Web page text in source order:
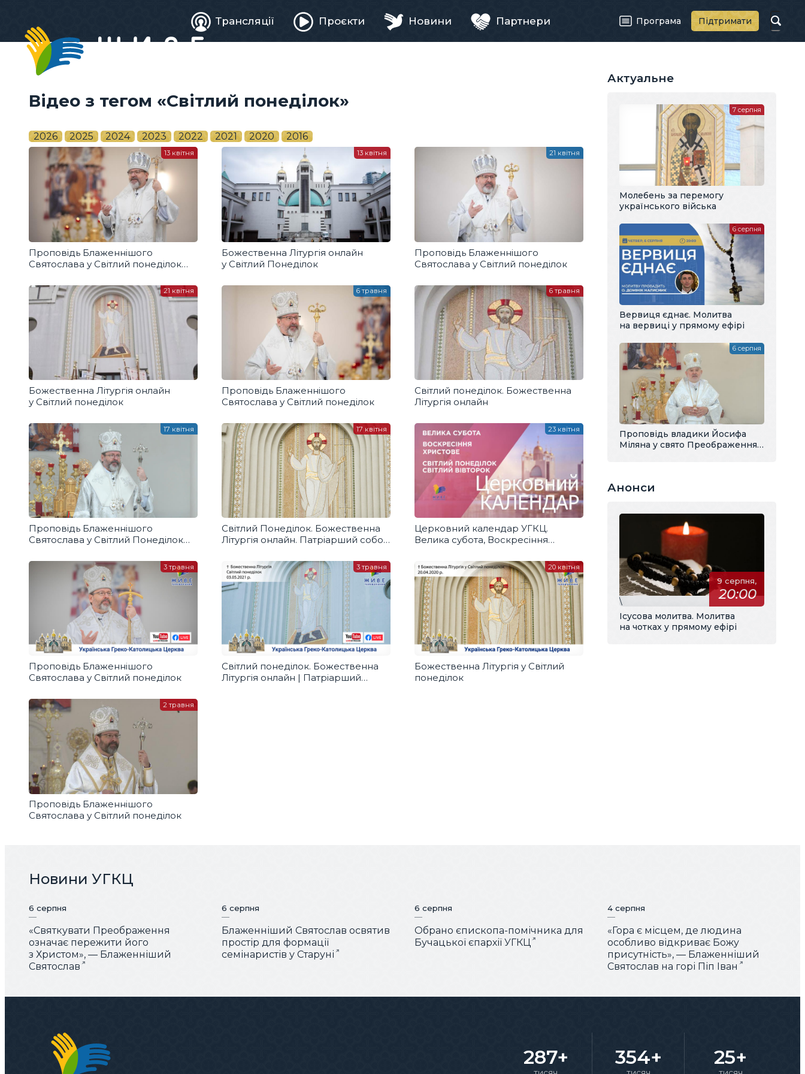
Живе
телебачення
Трансляції Проєкти Новини Партнери Програма Підтримати
Відео з тегом «Світлий понеділок»
2026 2025 2024 2023 2022 2021 2020 2016
Проповідь Блаженнішого
Святослава у Світлий понеділок
13 квітня
Божественна Літургія онлайн
у Світлий Понеділок
13 квітня
Проповідь Блаженнішого
Святослава у Світлий понеділок
21 квітня
Божественна Літургія онлайн
у Світлий понеділок
21 квітня
Проповідь Блаженнішого
Святослава у Світлий понеділок
6 травня
Світлий понеділок. Божественна
Літургія онлайн
6 травня
Проповідь Блаженнішого
Святослава у Світлий Понеділок
17 квітня
Світлий Понеділок. Божественна
Літургія онлайн. Патріарший собор
17 квітня
Церковний календар УГКЦ.
Велика субота, Воскресіння
Світлий вівторок
23 квітня
Проповідь Блаженнішого
Святослава у Світлий понеділок
3 травня
Світлий понеділок. Божественна
Літургія онлайн | Патріарший
3 травня
Божественна Літургія у Світлий
понеділок
20 квітня
Проповідь Блаженнішого
Святослава у Світлий понеділок
2 травня
Актуальне
Молебень за перемогу
українського війська
7 серпня
Вервиця єднає. Молитва
на вервиці у прямому ефірі
6 серпня
Проповідь владики Йосифа
Міляна у свято Преображення
6 серпня
Анонси
9 серпня,
20:00
\
Ісусова молитва. Молитва
на чотках у прямому ефірі
Новини УГКЦ
6 серпня
«Святкувати Преображення
означає пережити його
з Христом», — Блаженніший
Святослав
6 серпня
Блаженніший Святослав освятив
простір для формації
семінаристів у Старуні
6 серпня
Обрано єпископа-помічника для
Бучацької єпархії УГКЦ
4 серпня
«Гора є місцем, де людина
особливо відкриває Божу
присутність», — Блаженніший
Святослав на горі Піп Іван
287+ 354+ 25+